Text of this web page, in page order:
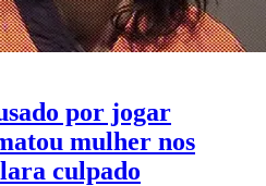
por jogar
mulher nos
culpado